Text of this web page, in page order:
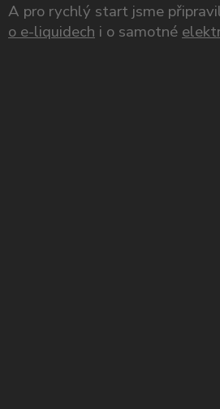
A pro rychlý start jsme
o e-liquidech i o samotné